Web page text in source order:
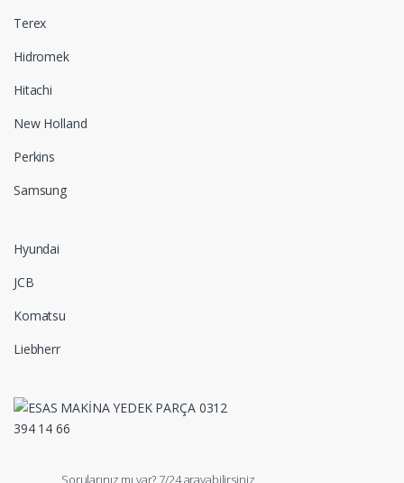
Terex
Hidromek
Hitachi
New Holland
Perkins
Samsung
Hyundai
JCB
Komatsu
Liebherr
Sorularınız mı var? 7/24 arayabilirsiniz